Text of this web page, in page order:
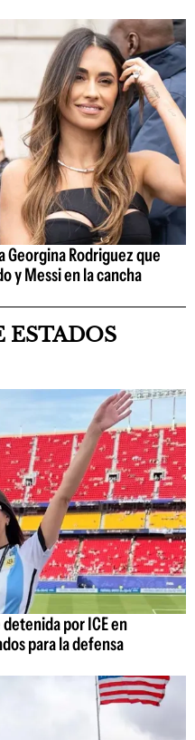
Georgina Rodriguez que
y Messi en la cancha
ESTADOS
por ICE en
para la defensa